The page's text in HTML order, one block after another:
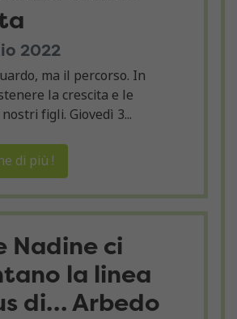
2022
ma il percorso. In
la crescita e le
figli. Giovedì 3...
di più !
Nadine ci
la linea
di… Arbedo